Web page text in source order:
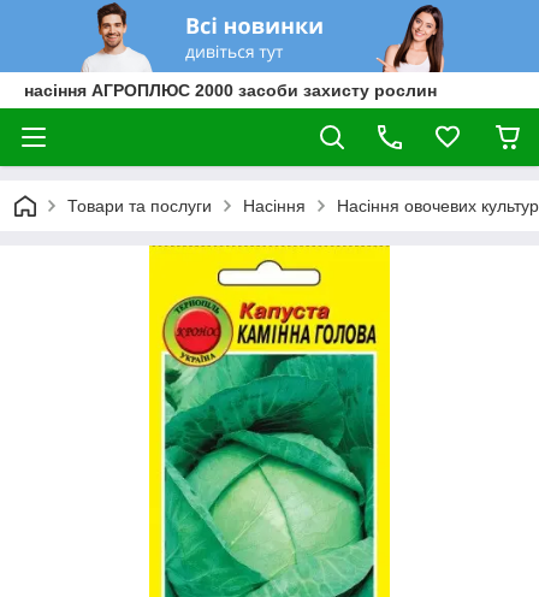
насіння АГРОПЛЮС 2000 засоби захисту рослин
Товари та послуги Насіння Насіння овочевих культур